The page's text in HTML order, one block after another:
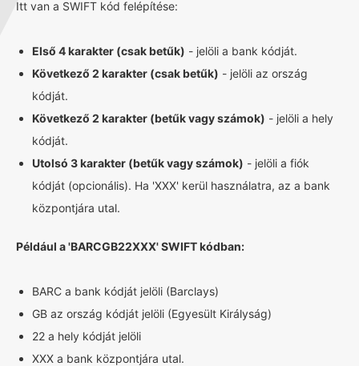
Itt van a SWIFT kód felépítése:
Első 4 karakter (csak betűk) - jelöli a bank kódját.
Következő 2 karakter (csak betűk) - jelöli az ország
kódját.
Következő 2 karakter (betűk vagy számok) - jelöli a hely
kódját.
Utolsó 3 karakter (betűk vagy számok) - jelöli a fiók
kódját (opcionális). Ha 'XXX' kerül használatra, az a bank
központjára utal.
Például a 'BARCGB22XXX' SWIFT kódban:
BARC a bank kódját jelöli (Barclays)
GB az ország kódját jelöli (Egyesült Királyság)
22 a hely kódját jelöli
XXX a bank központjára utal.